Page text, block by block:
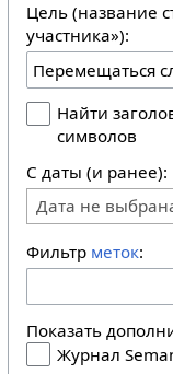
Цель (название
участника»):
Найти
символов
С даты (и ранее):
Дата не
Фильтр меток:
Показать
Журнал